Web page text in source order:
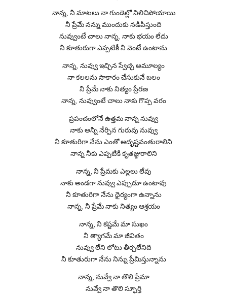
నాన్న, నీ మాటలు నా గుండెల్లో నిలిచిపోయాయి
నీ ప్రేమే నన్ను ముందుకు నడిపిస్తుంది
నువ్వుంటే చాలు నాన్న, నాకు భయం లేదు
నీ కూతురుగా ఎప్పటికీ నీ వెంటే ఉంటాను
నాన్న, నువ్వు ఇచ్చిన స్వేచ్ఛ అమూల్యం
నా కలలను సాకారం చేసుకునే బలం
నీ ప్రేమే నాకు నిత్యం ప్రేరణ
నాన్న, నువ్వుంటే చాలు నాకు గొప్ప వరం
ప్రపంచంలోనే ఉత్తమ నాన్న నువ్వు
నాకు అన్నీ నేర్పిన గురువు నువ్వు
నీ కూతురిగా నేను ఎంతో అదృష్టవంతురాలిని
నాన్న నీకు ఎప్పటికీ కృతజ్ఞురాలిని
నాన్న, నీ ప్రేమకు ఎల్లలు లేవు
నాకు అండగా నువ్వు ఎప్పుడూ ఉంటావు
నీ కూతురిగా నేను ధైర్యంగా ఉన్నాను
నాన్న, నీ ప్రేమే నాకు నిత్యం ఆశ్రయం
నాన్న, నీ కష్టమే మా సుఖం
నీ త్యాగమే మా జీవితం
నువ్వు లేని లోటు తీర్చలేనిది
నీ కూతురుగా నేను నిన్ను ప్రేమిస్తున్నాను
నాన్న, నువ్వే నా తొలి ప్రేమా
నువ్వే నా తొలి స్ఫూర్తి